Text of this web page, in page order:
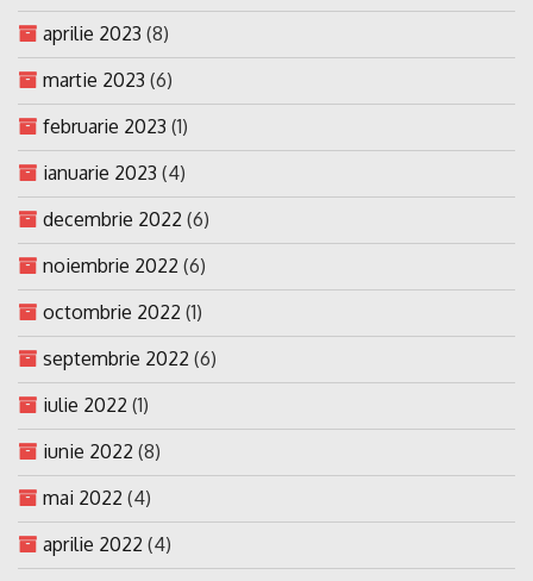
aprilie 2023 (8)
martie 2023 (6)
februarie 2023 (1)
ianuarie 2023 (4)
decembrie 2022 (6)
noiembrie 2022 (6)
octombrie 2022 (1)
septembrie 2022 (6)
iulie 2022 (1)
iunie 2022 (8)
mai 2022 (4)
aprilie 2022 (4)